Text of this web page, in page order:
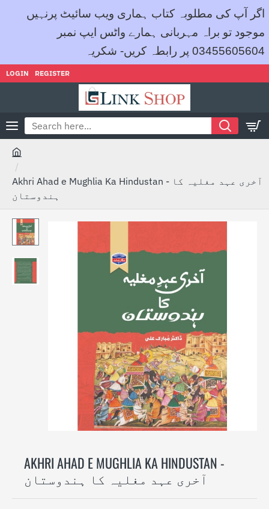
اگر آپ کی مطلوبہ کتاب ہماری ویب سائیٹ پرنہیں
موجود تو براہ مہربانی ہمارے واٹس ایپ نمبر
03455605604 پر رابطہ کریں- شکریہ
LOGIN REGISTER
Search
o
e
Akhri Ahad e Mughlia Ka Hindustan - آخری عہد مغلیہ کا
ہندوستان
AKHRI AHAD E MUGHLIA KA HINDUSTAN -
آخری عہد مغلیہ کا ہندوستان